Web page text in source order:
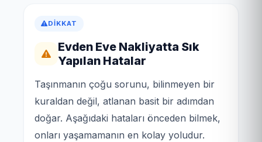
DIKKAT
Evden Eve Nakliyatta Sık
Yapılan Hatalar
Taşınmanın çoğu sorunu, bilinmeyen bir
kuraldan değil, atlanan basit bir adımdan
doğar. Aşağıdaki hataları önceden bilmek,
onları yaşamamanın en kolay yoludur.